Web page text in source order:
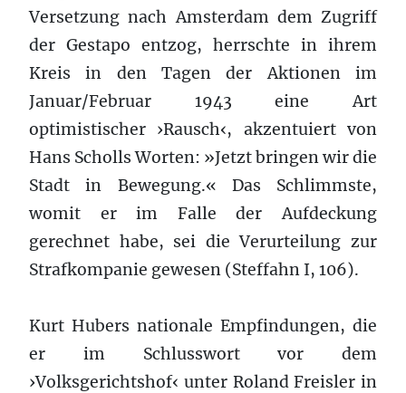
Versetzung nach Amsterdam dem Zugriff
der Gestapo entzog, herrschte in ihrem
Kreis in den Tagen der Aktionen im
Januar/Februar 1943 eine Art
optimistischer ›Rausch‹, akzentuiert von
Hans Scholls Worten: »Jetzt bringen wir die
Stadt in Bewegung.« Das Schlimmste,
womit er im Falle der Aufdeckung
gerechnet habe, sei die Verurteilung zur
Strafkompanie gewesen (Steffahn I, 106).
Kurt Hubers nationale Empfindungen, die
er im Schlusswort vor dem
›Volksgerichtshof‹ unter Roland Freisler in